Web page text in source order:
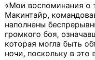
«Мои воспоминания о
Макинтайр,
наполнены
громкого боя,
которая могла быть
ночи, поскольку в это